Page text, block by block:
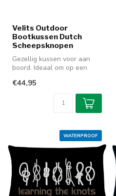
Velits Outdoor
Bootkussen Dutch
Scheepsknopen
Gezellig kussen voor aan
boord. Ideaal om op een
pakken...
€44,95
WATERPROOF